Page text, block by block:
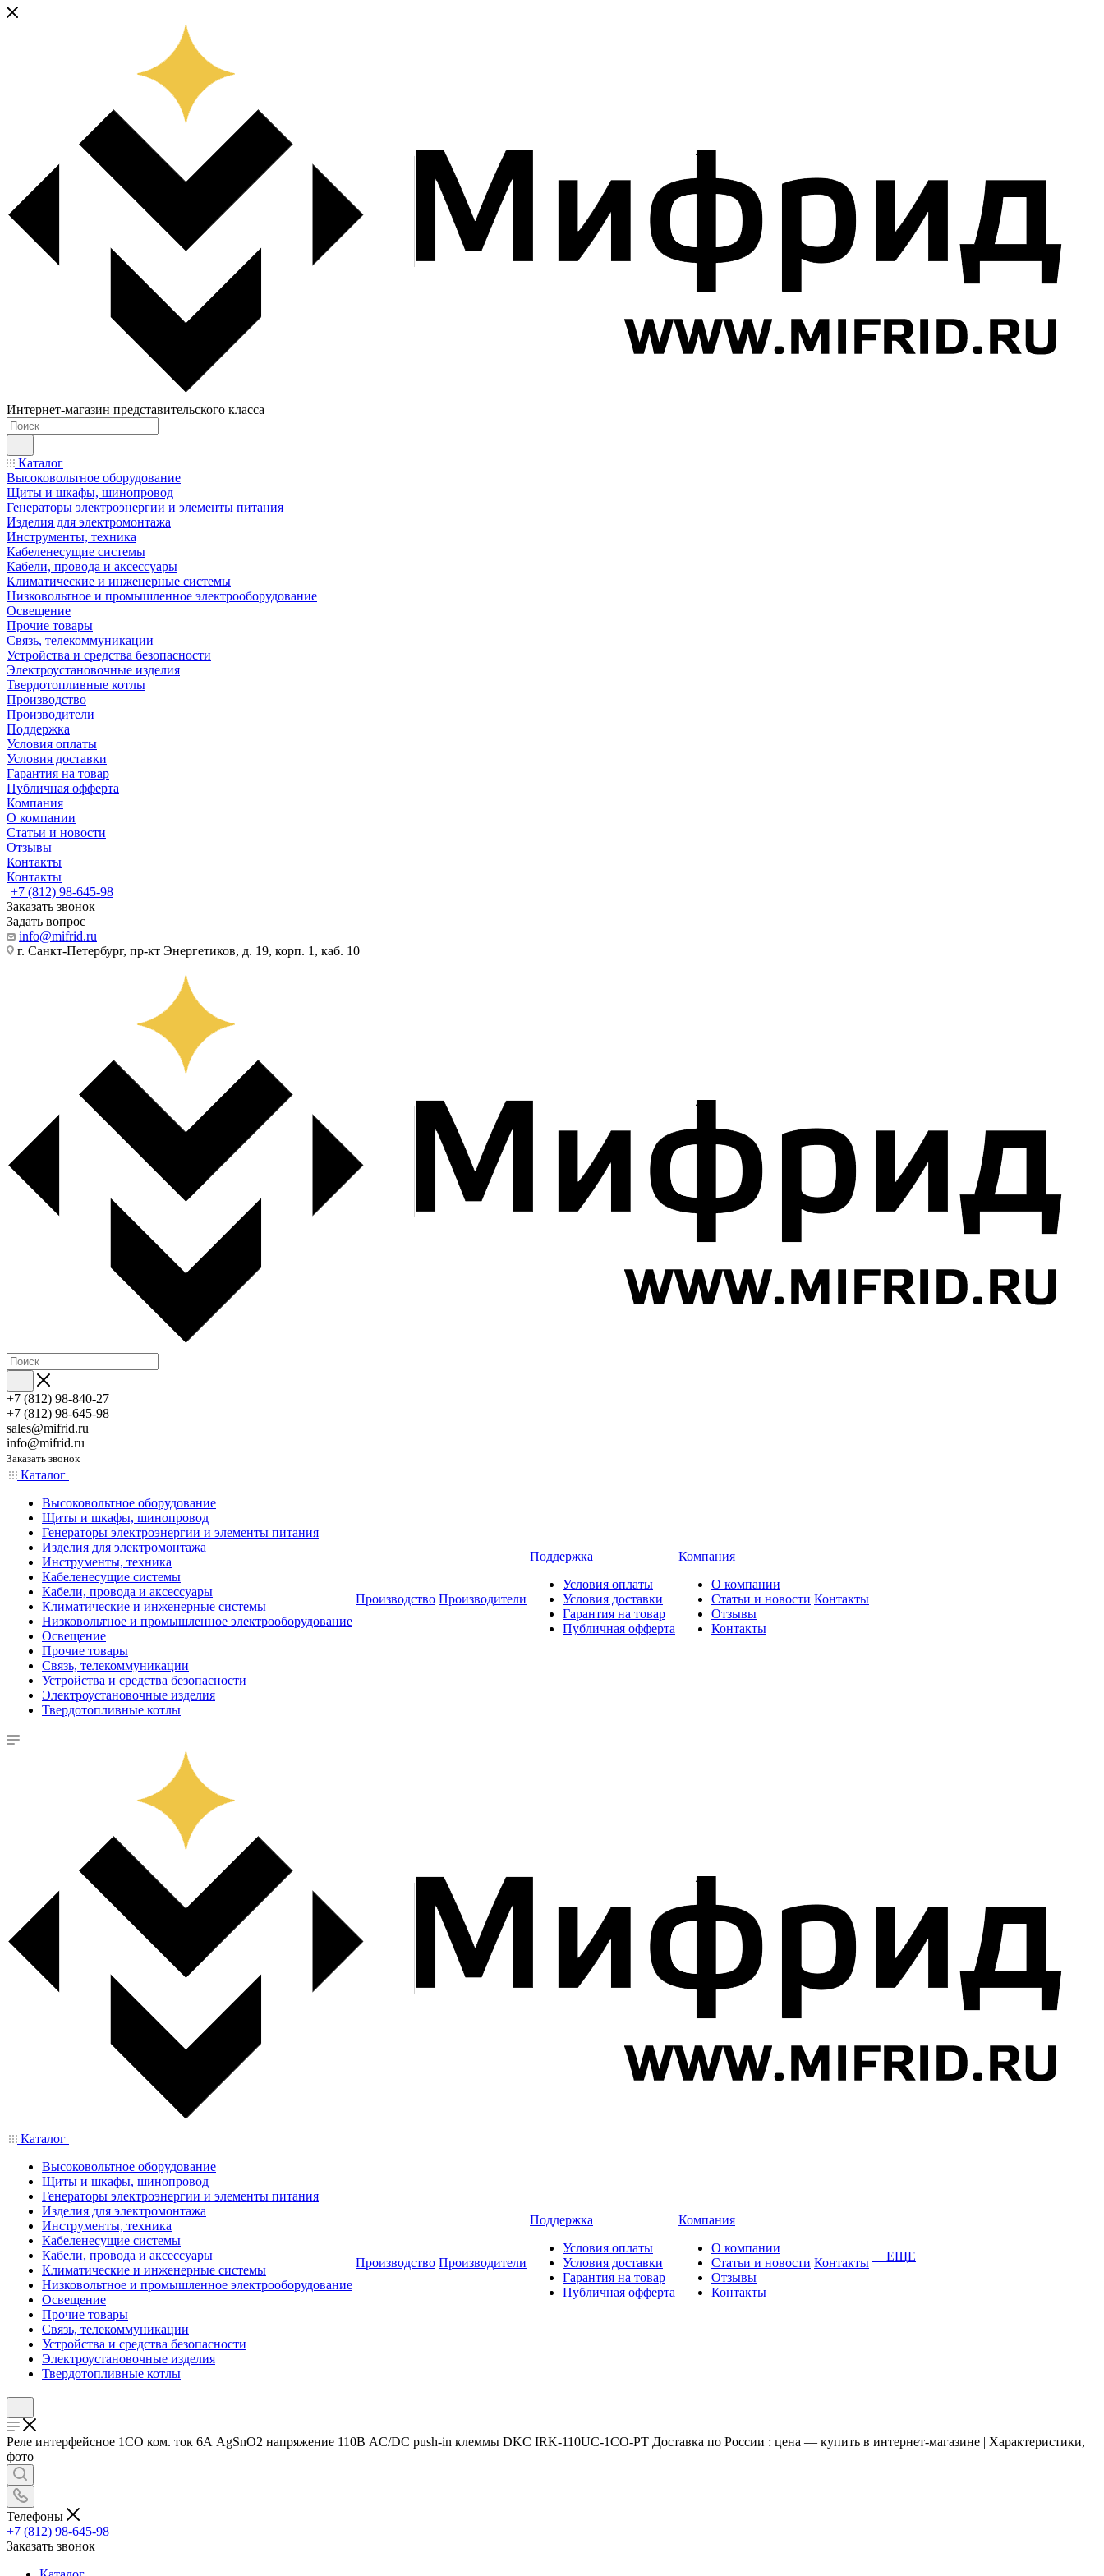
Интернет-магазин представительского класса
Каталог
Высоковольтное оборудование
Щиты и шкафы, шинопровод
Генераторы электроэнергии и элементы питания
Изделия для электромонтажа
Инструменты, техника
Кабеленесущие системы
Кабели, провода и аксессуары
Климатические и инженерные системы
Низковольтное и промышленное электрооборудование
Освещение
Прочие товары
Связь, телекоммуникации
Устройства и средства безопасности
Электроустановочные изделия
Твердотопливные котлы
Производство
Производители
Поддержка
Условия оплаты
Условия доставки
Гарантия на товар
Публичная офферта
Компания
О компании
Статьи и новости
Отзывы
Контакты
Контакты
+7 (812) 98-645-98
Заказать звонок
Задать вопрос
info@mifrid.ru
г. Санкт-Петербург, пр-кт Энергетиков, д. 19, корп. 1, каб. 10
+7 (812) 98-840-27
+7 (812) 98-645-98
sales@mifrid.ru
info@mifrid.ru
Заказать звонок
Каталог
Высоковольтное оборудование
Щиты и шкафы, шинопровод
Генераторы электроэнергии и элементы питания
Изделия для электромонтажа
Инструменты, техника
Кабеленесущие системы
Кабели, провода и аксессуары
Климатические и инженерные системы
Низковольтное и промышленное электрооборудование
Освещение
Прочие товары
Связь, телекоммуникации
Устройства и средства безопасности
Электроустановочные изделия
Твердотопливные котлы
Производство Производители
Поддержка
Условия оплаты
Условия доставки
Гарантия на товар
Публичная офферта
Компания
О компании
Статьи и новости
Отзывы
Контакты
Контакты
Каталог
Высоковольтное оборудование
Щиты и шкафы, шинопровод
Генераторы электроэнергии и элементы питания
Изделия для электромонтажа
Инструменты, техника
Кабеленесущие системы
Кабели, провода и аксессуары
Климатические и инженерные системы
Низковольтное и промышленное электрооборудование
Освещение
Прочие товары
Связь, телекоммуникации
Устройства и средства безопасности
Электроустановочные изделия
Твердотопливные котлы
Производство Производители
Поддержка
Условия оплаты
Условия доставки
Гарантия на товар
Публичная офферта
Компания
О компании
Статьи и новости
Отзывы
Контакты
Контакты + ЕЩЕ
Реле интерфейсное 1CO ком. ток 6А AgSnO2 напряжение 110В AC/DC push-in клеммы DKC IRK-110UC-1CO-PT Доставка по России : цена — купить в интернет-магазине | Характеристики,
фото
Телефоны
+7 (812) 98-645-98
Заказать звонок